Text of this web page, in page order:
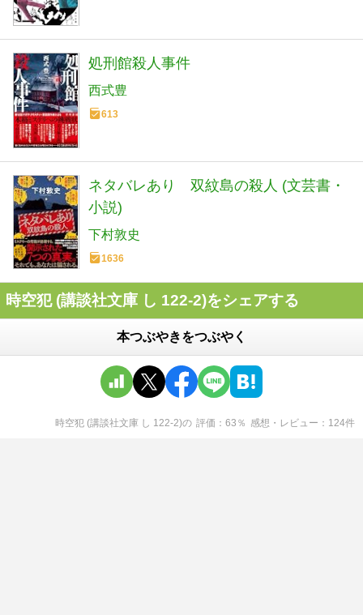
処刑館殺人事件
西式豊
613
ネタバレあり 双紋島の殺人 (文芸書・
小説)
下村敦史
1636
時空犯 (講談社文庫 し 122-2)をシェアする
本つぶやきをつぶやく
時空犯 (講談社文庫 し 122-2)の 評価 63 ％ 感想・レビュー 124件